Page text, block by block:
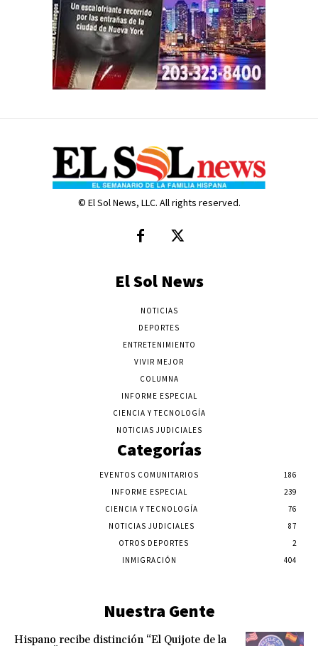
© El Sol News, LLC. All rights reserved.
El Sol News
NOTICIAS
DEPORTES
ENTRETENIMIENTO
VIVIR MEJOR
COLUMNA
INFORME ESPECIAL
CIENCIA Y TECNOLOGÍA
NOTICIAS JUDICIALES
Categorías
EVENTOS COMUNITARIOS
186
INFORME ESPECIAL
239
CIENCIA Y TECNOLOGÍA
76
NOTICIAS JUDICIALES
87
OTROS DEPORTES
2
INMIGRACIÓN
404
Nuestra Gente
Hispano recibe distinción “El Quijote de la